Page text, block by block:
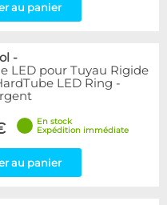
au panier
-
LED pour Tuyau Rigide
LED Ring -
En stock
Expédition immédiate
au panier